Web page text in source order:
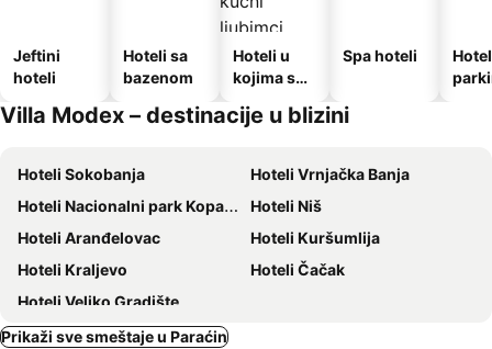
Jeftini
hoteli
Hoteli sa
bazenom
Hoteli u
kojima su
kućni
Spa hoteli
Villa Modex – destinacije u blizini
Hoteli Sokobanja
Hoteli Vrnjačka Banja
Hoteli Nacionalni park Kopaonik
Hoteli Niš
Hoteli Aranđelovac
Hoteli Kuršumlija
Hoteli Kraljevo
Hoteli Čačak
Hoteli Veliko Gradište
Prikaži sve smeštaje u Paraćin